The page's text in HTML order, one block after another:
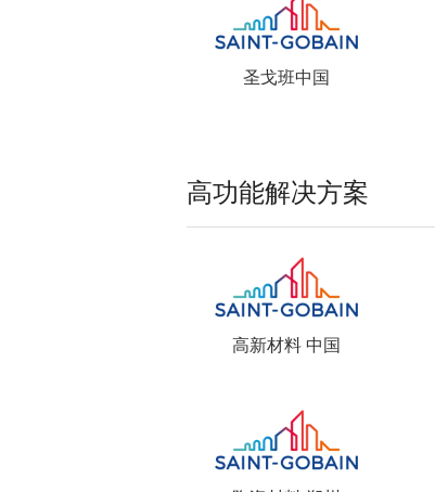
圣戈班中国
高功能解决方案
高新材料 中国